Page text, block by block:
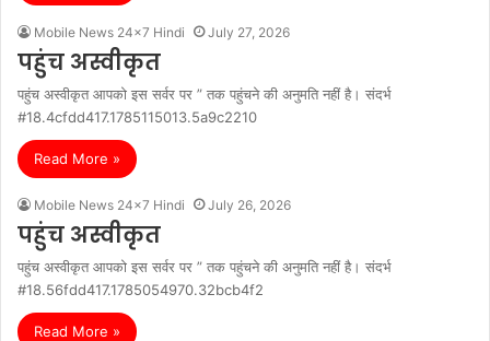
Mobile News 24x7 Hindi July 27, 2026
पहुंच अस्वीकृत
पहुंच अस्वीकृत आपको इस सर्वर पर ” तक पहुंचने की अनुमति नहीं है। संदर्भ
#18.4cfdd417.1785115013.5a9c2210
Read More »
Mobile News 24x7 Hindi July 26, 2026
पहुंच अस्वीकृत
पहुंच अस्वीकृत आपको इस सर्वर पर ” तक पहुंचने की अनुमति नहीं है। संदर्भ
#18.56fdd417.1785054970.32bcb4f2
Read More »